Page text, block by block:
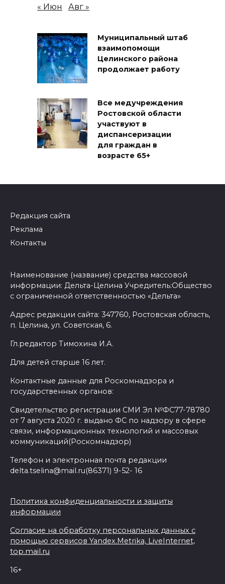
« Июн Авг »
Муниципальный штаб
взаимопомощи
Целинского района
продолжает работу
Все медучреждения
Ростовской области
участвуют в
диспансеризации
для граждан в
возрасте 65+
Редакция сайта
Реклама
Контакты
Наименование (название) средства массовой
информации: Дельта-Целина Учредитель:Общество
с ограниченной ответственностью «Дельта»
Адрес редакции сайта: 347760, Ростовская область,
п. Целина, ул. Советская, 6.
Гл.редактор Тимохина И.А.
Для детей старше 16 лет.
Контактные данные для Роскомнадзора и
государственных органов:
Свидетельство регистрации СМИ Эл №ФС77-78780
от 7 августа 2020 г. выдано ФС по надзору в сфере
связи, информационных технологий и массовых
коммуникаций(Роскомнадзор)
Телефон и электронная почта редакции
delta.tselina@mail.ru(86371) 9-52- 16
Политика конфиденциальности и защиты
информации
Согласие на обработку персональных данных с
помощью сервисов Yandex.Metrika, LiveInternet,
top.mail.ru
16+